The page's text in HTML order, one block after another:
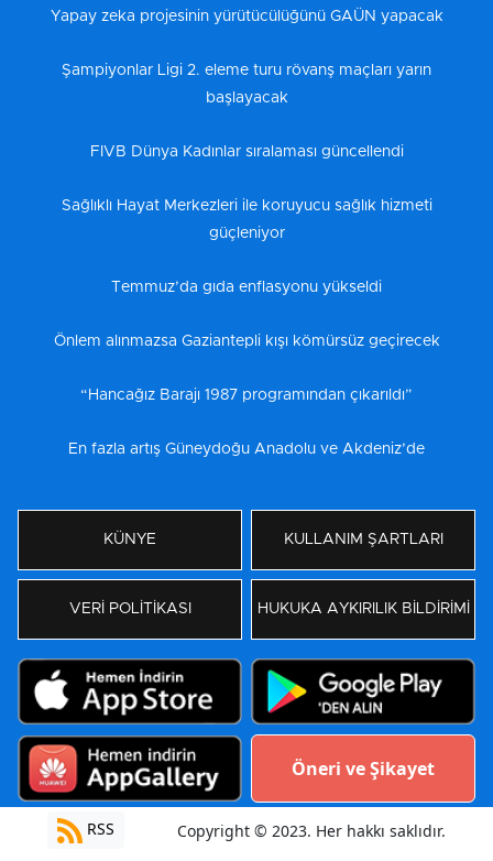
Yapay zeka projesinin yürütücülüğünü GAÜN yapacak
Şampiyonlar Ligi 2. eleme turu rövanş maçları yarın
başlayacak
FIVB Dünya Kadınlar sıralaması güncellendi
Sağlıklı Hayat Merkezleri ile koruyucu sağlık hizmeti
güçleniyor
Temmuz’da gıda enflasyonu yükseldi
Önlem alınmazsa Gaziantepli kışı kömürsüz geçirecek
“Hancağız Barajı 1987 programından çıkarıldı”
En fazla artış Güneydoğu Anadolu ve Akdeniz’de
KÜNYE KULLANIM ŞARTLARI
VERİ POLİTİKASI HUKUKA AYKIRILIK BİLDİRİMİ
Öneri ve Şikayet
RSS Copyright © 2023. Her hakkı saklıdır.